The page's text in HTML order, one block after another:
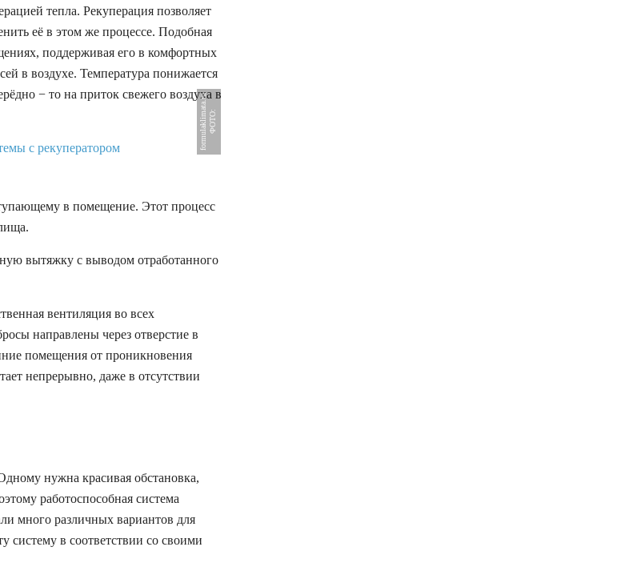
тепла. Рекуперация позволяет
её в этом же процессе. Подобная
поддерживая его в комфортных
в воздухе. Температура понижается
− то на приток свежего воздуха в
Ф
О
Т
О
:
f
o
r
m
u
l
a
k
l
i
m
a
t
a
.
r
u
в помещение. Этот процесс
вытяжку с выводом отработанного
вентиляция во всех
направлены через отверстие в
помещения от проникновения
непрерывно, даже в отсутствии
нужна красивая обстановка,
работоспособная система
много различных вариантов для
систему в соответствии со своими